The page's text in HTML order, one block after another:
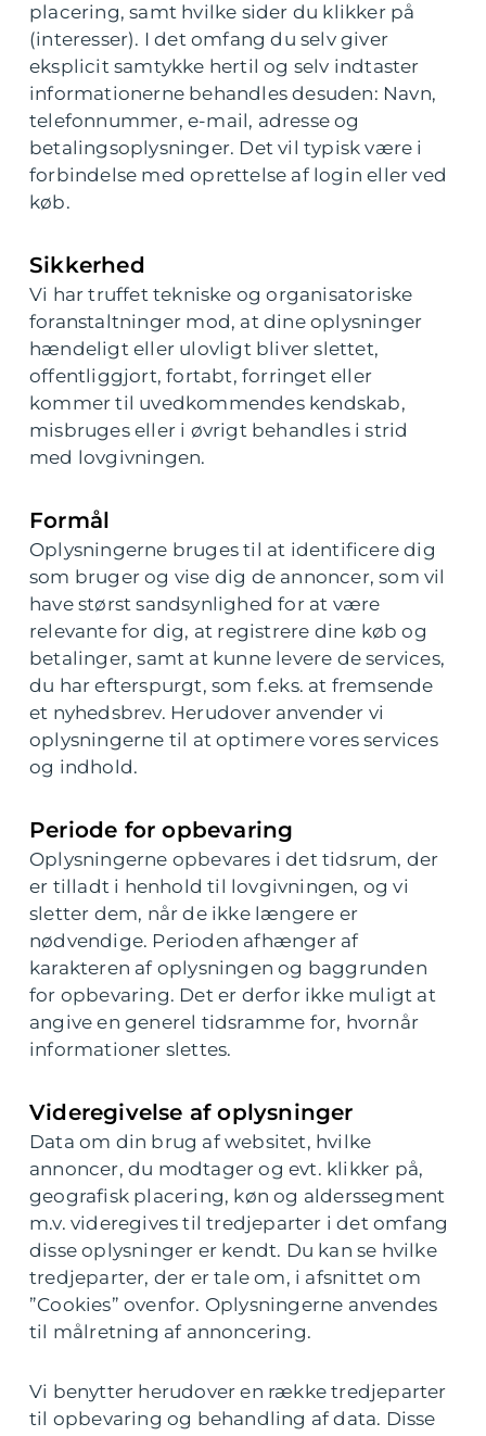
placering, samt hvilke sider du klikker på
(interesser). I det omfang du selv giver
eksplicit samtykke hertil og selv indtaster
informationerne behandles desuden: Navn,
telefonnummer, e-mail, adresse og
betalingsoplysninger. Det vil typisk være i
forbindelse med oprettelse af login eller ved
køb.
Sikkerhed
Vi har truffet tekniske og organisatoriske
foranstaltninger mod, at dine oplysninger
hændeligt eller ulovligt bliver slettet,
offentliggjort, fortabt, forringet eller
kommer til uvedkommendes kendskab,
misbruges eller i øvrigt behandles i strid
med lovgivningen.
Formål
Oplysningerne bruges til at identificere dig
som bruger og vise dig de annoncer, som vil
have størst sandsynlighed for at være
relevante for dig, at registrere dine køb og
betalinger, samt at kunne levere de services,
du har efterspurgt, som f.eks. at fremsende
et nyhedsbrev. Herudover anvender vi
oplysningerne til at optimere vores services
og indhold.
Periode for opbevaring
Oplysningerne opbevares i det tidsrum, der
er tilladt i henhold til lovgivningen, og vi
sletter dem, når de ikke længere er
nødvendige. Perioden afhænger af
karakteren af oplysningen og baggrunden
for opbevaring. Det er derfor ikke muligt at
angive en generel tidsramme for, hvornår
informationer slettes.
Videregivelse af oplysninger
Data om din brug af websitet, hvilke
annoncer, du modtager og evt. klikker på,
geografisk placering, køn og alderssegment
m.v. videregives til tredjeparter i det omfang
disse oplysninger er kendt. Du kan se hvilke
tredjeparter, der er tale om, i afsnittet om
”Cookies” ovenfor. Oplysningerne anvendes
til målretning af annoncering.
Vi benytter herudover en række tredjeparter
til opbevaring og behandling af data. Disse